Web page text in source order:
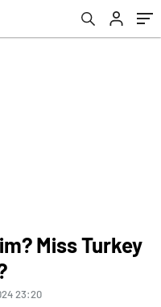
Miss Turkey
23:20